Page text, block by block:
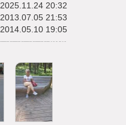
2025.11.24 20:32
2013.07.05 21:53
2014.05.10 19:05